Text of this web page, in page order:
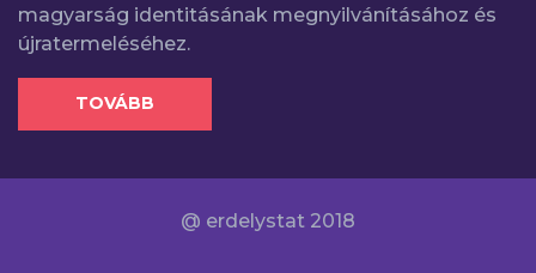
magyarság identitásának megnyilvánításához és
újratermeléséhez.
TOVÁBB
@ erdelystat 2018